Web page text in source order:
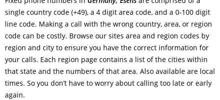
single country code (+49), a 4 digit area code, and a 0-100 digit
line code. Making a call with the wrong country, area, or region
code can be costly. Browse our sites area and region codes by
region and city to ensure you have the correct information for
your calls. Each region page contains a list of the cities within
that state and the numbers of that area. Also available are local
times. So you don’t have to worry about calling too late or early
again.